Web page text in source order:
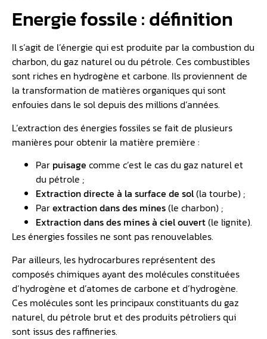
Energie fossile : définition
Il s’agit de l’énergie qui est produite par la combustion du
charbon, du gaz naturel ou du pétrole. Ces combustibles
sont riches en hydrogène et carbone. Ils proviennent de
la transformation de matières organiques qui sont
enfouies dans le sol depuis des millions d’années.
L’extraction des énergies fossiles se fait de plusieurs
manières pour obtenir la matière première :
Par puisage comme c’est le cas du gaz naturel et
du pétrole ;
Extraction directe à la surface de sol(la tourbe) ;
Parextraction dans des mines(le charbon) ;
Extraction dans des mines à ciel ouvert(le lignite).
Les énergies fossiles ne sont pas renouvelables.
Par ailleurs, les hydrocarbures représentent des
composés chimiques ayant des molécules constituées
d’hydrogène et d’atomes de carbone et d’hydrogène.
Ces molécules sont les principaux constituants du gaz
naturel, du pétrole brut et des produits pétroliers qui
sont issus des raffineries.